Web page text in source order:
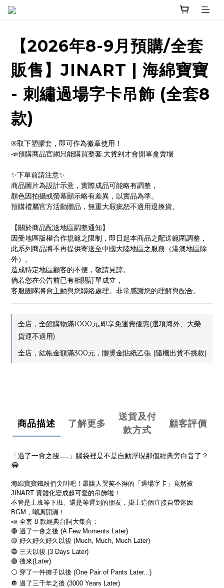
【2026年8-9月預購/全套
販售】JINART | 海綿寶寶
- 刺繡過場字卡吊飾 (全套8
款)
※取下塑膠套，即可作為徽章使用！
📣預購商品官網只能購買整套.大貨到才會開單盒賣場
✨下單前請注意✨
商品圖片為設計示意，實際成品可能略有調整，
顏色因拍攝或螢幕顯示略有差異，以實品為準。
預購禮屬官方活動贈品，無重大瑕疵恕不適用退換貨。
【關於商品配送地區調整通知】
因受地區版權合作規範之限制，即日起本商品之配送範圍調整，
此系列商品將不再提供寄送至中國大陸地區之服務（港澳地區除
外）。
造成特定地區顧客的不便，敬請見諒。
倘若您在公告前已有相關訂單成立，
客服團隊將會主動與您聯絡處理。非常感謝您的理解與配合。
全店，全館購物滿1000元,即享免運費優惠(選項海外、大榮
貨運不適用)
全店，結帳金額滿300元，贈燙金貼紙乙張 (隨機出貨不挑款)
商品描述 了解更多
送貨及付
款方式
顧客評價
「 過了一會之後…… 」腦袋裡是不是自動浮現那個經典旁白音了？
😂
海綿寶寶鐵粉們尖叫吧！最讓人哭笑不得的「過場字卡」竟然被
JINART 實體化變成超可愛的吊飾啦！
不管是上班等下班、還是等遲到的朋友，掛上這個直接自帶迷因
BGM ，嘲諷開滿！
📣 全套 8 款經典台詞大集合：
🔴 過了一會之後 (A Few Moments Later)
🟡 好久好久好久以後 (Much, Much, Much Later)
🔵 三天以後 (3 Days Later)
🟢 後來(Later)
⚪ 穿了一件褲子以後 (One Pair of Pants Later...)
🔘 過了三千年之後 (3000 Years Later)